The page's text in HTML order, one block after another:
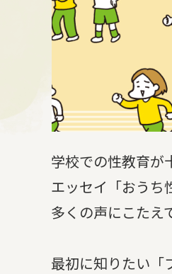
学校での性教育が
エッセイ「おうち
多くの声にこたえ
最初に知りたい「